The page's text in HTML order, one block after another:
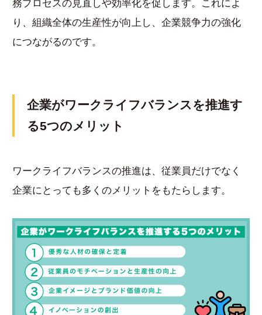
務プロセスの見直しや効率化を促します。これによ
り、組織全体の生産性が向上し、企業競争力の強化
につながるのです。
企業がワークライフバランスを推進す
る5つのメリット
ワークライフバランスの推進は、従業員だけでなく
企業にとっても多くのメリットをもたらします。